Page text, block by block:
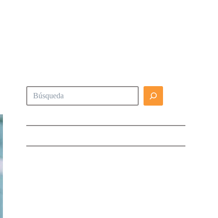
Buscar